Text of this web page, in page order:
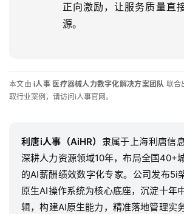
正向激励，让服务质量直
源。
本文由 i人事 医疗器械人力数字化解决方案团队 联合
取行业案例，请访问i人事官网。
利唐i人事（AiHR） 隶属于上海利唐信
深耕人力资源领域10年，布局全国40+
的AI薪酬绩效数字化专家。公司发布5i
原生AI操作系统为核心底座，沉淀十年
辑，构建AI原生能力，精准落地管理实